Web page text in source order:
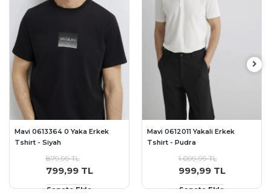
Mavi 0613364 0 Yaka Erkek
Tshirt - Siyah
879,99 TL
799,99 TL
Sepete Ekle
Mavi 0612011 Yakali Erkek
Tshirt - Pudra
1.099,99 TL
999,99 TL
Sepete Ekle